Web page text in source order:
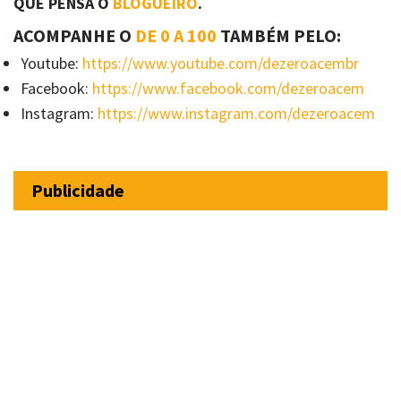
ACOMPANHE O DE 0 A 100 TAMBÉM PELO:
Youtube: https://www.youtube.com/dezeroacembr
Facebook: https://www.facebook.com/dezeroacem
Instagram: https://www.instagram.com/dezeroacem
Publicidade